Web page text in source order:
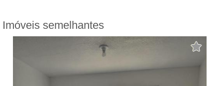
Imóveis semelhantes